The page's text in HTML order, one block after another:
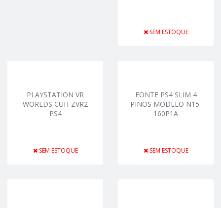
SEM ESTOQUE
PLAYSTATION VR
WORLDS CUH-ZVR2
PS4
SEM ESTOQUE
FONTE PS4 SLIM 4
PINOS MODELO N15-
160P1A
SEM ESTOQUE